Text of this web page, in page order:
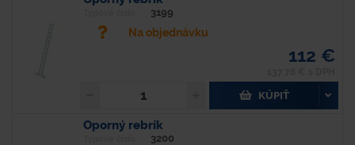
3199
Na objednávku
112 €
KÚPIŤ
Oporný rebrík
3200